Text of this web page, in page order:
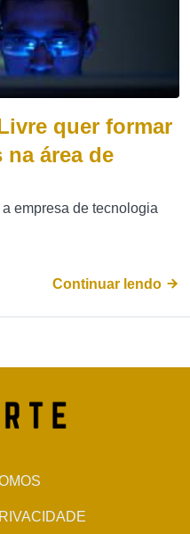
quer formar
área de
empresa de tecnologia
Continuar lendo